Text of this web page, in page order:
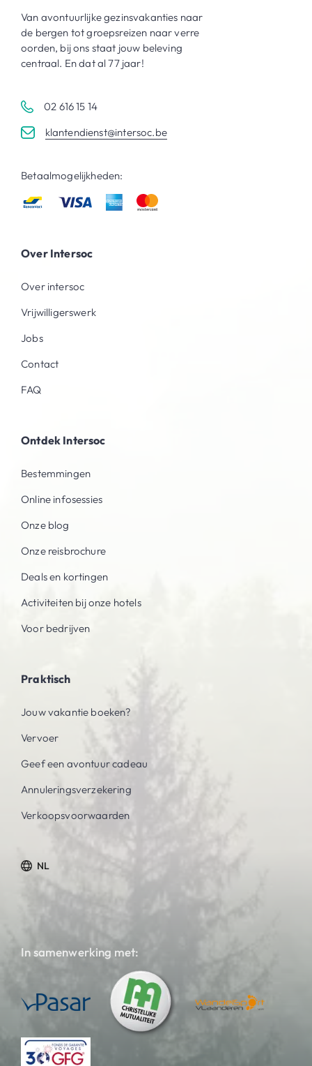
Van avontuurlijke gezinsvakanties naar
de bergen tot groepsreizen naar verre
oorden, bij ons staat jouw beleving
centraal. En dat al 77 jaar!
02 616 15 14
klantendienst@intersoc.be
Betaalmogelijkheden:
Over Intersoc
Over intersoc
Vrijwilligerswerk
Jobs
Contact
FAQ
Ontdek Intersoc
Bestemmingen
Online infosessies
Onze blog
Onze reisbrochure
Deals en kortingen
Activiteiten bij onze hotels
Voor bedrijven
Praktisch
Jouw vakantie boeken?
Vervoer
Geef een avontuur cadeau
Annuleringsverzekering
Verkoopsvoorwaarden
NL
In samenwerking met: